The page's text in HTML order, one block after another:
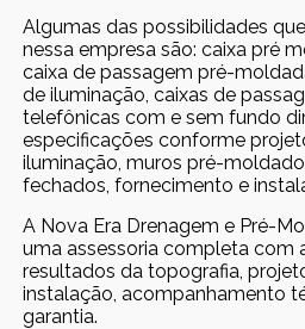
Algumas das possibilidades
nessa empresa são: caixa pré
caixa de passagem pré-
de iluminação, caixas de
telefônicas com e sem fundo
especificações conforme
iluminação, muros pré-
fechados, fornecimento e
A Nova Era Drenagem e Pré-
uma assessoria completa com
resultados da topografia,
instalação, acompanhamento
garantia.